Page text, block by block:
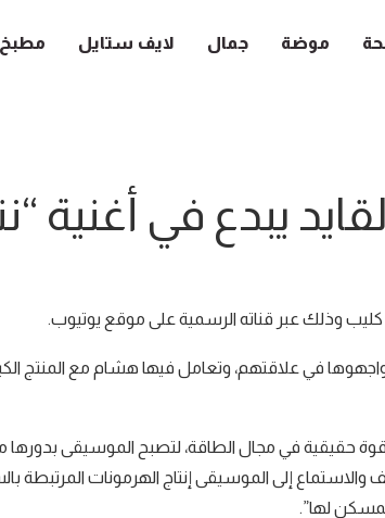
موضة جمال لايف ستايل مطبخ
يبدع في أغنية
كليب وذلك عبر قناته الرسمية على موقع يوتيوب.
في علاقتهم، وتعامل فيها هشام مع المنتج
حقيقية في مجال الطاقة، لتصبح الموسيقى بدورها
والاستماع إلى الموسيقى إنتاج الهرمونات المرتبطة
لها”.